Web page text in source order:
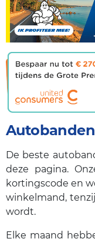
De beste
deze pagina.
kortingscode en
winkelmand,
wordt.
Elke maand